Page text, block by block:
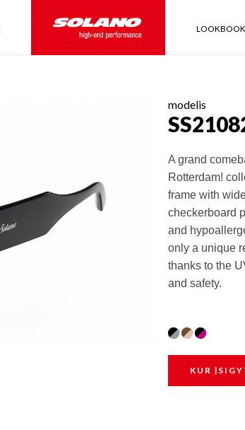
LOOKBOOK
modelis
A grand
Rotterdam!
frame with
checkerboard
and
only a unique
thanks to the
and safety.
KUR